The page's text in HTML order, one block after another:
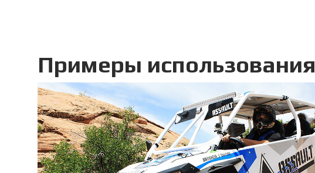
Примеры использования